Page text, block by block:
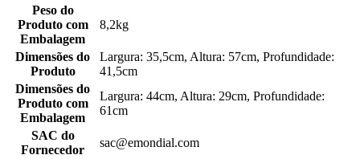
Peso do
Produto com
Embalagem
8,2kg
Dimensões do
Produto
Largura: 35,5cm, Altura: 57cm, Profundidade:
41,5cm
Dimensões do
Produto com
Embalagem
Largura: 44cm, Altura: 29cm, Profundidade:
61cm
SAC do
Fornecedor
sac@emondial.com